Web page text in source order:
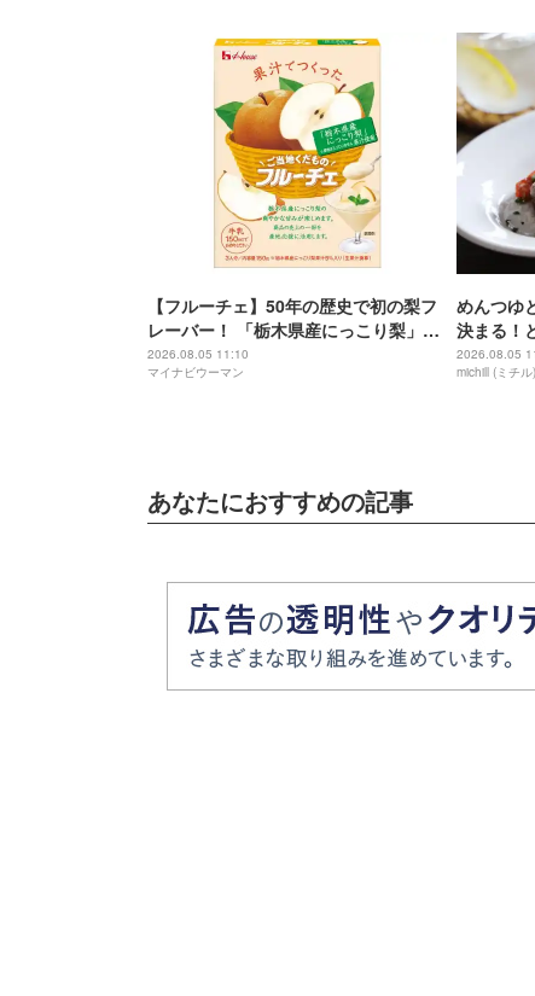
【フルーチェ】50年の歴史で初の梨フ
レーバー！ 「栃木県産にっこり梨」果
汁を使用した「ご当地くだものフルー
チェ」新発売
2026.08.05 11:10
マイナビウーマン
めんつゆ
決まる！
単ケチャ
2026.08.05
michill (ミチル)
あなたにおすすめの記事